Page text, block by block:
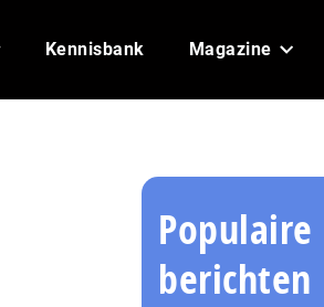
Kennisbank Magazine
Populaire
berichten